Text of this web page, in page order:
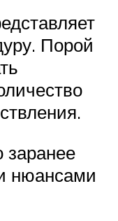
Порой
заранее
нюансами